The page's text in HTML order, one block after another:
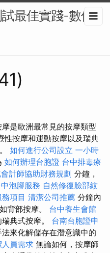
最佳實踐-數位
是歐洲最常見的按摩類型
性按摩和運動按摩以及瑞典
如何進行公司設立 一小時
如何辦理台胞證 台中排毒療
計師協助財務規劃 分鐘，
泡腳服務 自然修復臉部紋
項目 清潔公司推薦 分鐘內
背部按摩。 台中養生會館
典式按摩。 台南台胞證申
來化解儲存在潛意識中的
人員需求 無論如何，按摩師